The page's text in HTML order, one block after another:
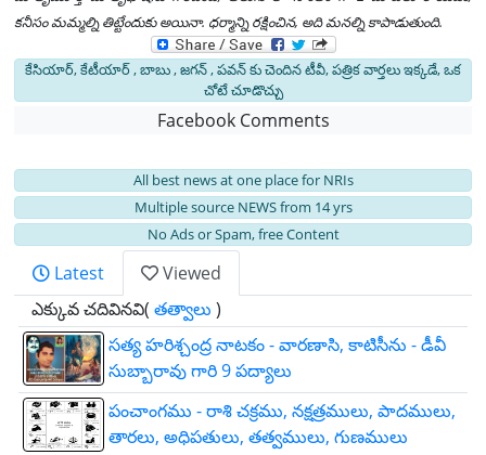
కనీసం మమ్మల్ని తిట్టేందుకు అయినా. ధర్మాన్ని రక్షించిన, అది మనల్ని కాపాడుతుంది.
కేసియార్, కేటీయార్ , బాబు , జగన్ , పవన్ కు చెందిన టీవీ, పత్రిక వార్తలు ఇక్కడే, ఒక
చోటే చూడొచ్చు
Facebook Comments
All best news at one place for NRIs
Multiple source NEWS from 14 yrs
No Ads or Spam, free Content
Latest
Viewed
ఎక్కువ చదివినవి( తత్వాలు )
సత్య హరిశ్చంద్ర నాటకం - వారణాసి, కాటిసీను - డీవీ
సుబ్బారావు గారి 9 పద్యాలు
పంచాంగము - రాశి చక్రము, నక్షత్రములు, పాదములు,
తారలు, అధిపతులు, తత్వములు, గుణములు